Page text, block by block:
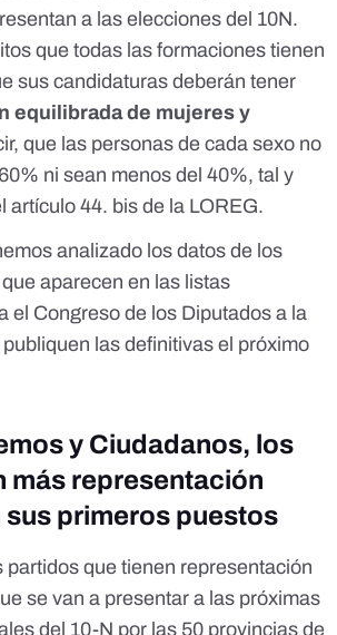
a las elecciones del 10N.
que todas las formaciones tienen
sus candidaturas deberán tener
equilibrada de mujeres y
que las personas de cada sexo no
ni sean menos del 40%, tal y
artículo 44. bis de la LOREG.
analizado los datos de los
aparecen en las listas
el Congreso de los Diputados a la
las definitivas el próximo
y Ciudadanos, los
más representación
sus primeros puestos
partidos que tienen representación
se van a presentar a las próximas
del 10-N por las 50 provincias de